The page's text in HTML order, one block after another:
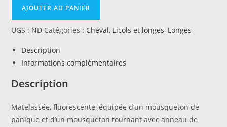
Longe
de
transport
AJOUTER AU PANIER
UGS : ND Catégories : Cheval, Licols et longes, Longes
Description
Informations complémentaires
Description
Matelassée, fluorescente, équipée d’un mousqueton de
panique et d’un mousqueton tournant avec anneau de